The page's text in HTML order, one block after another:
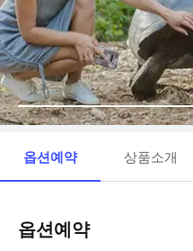
옵션예약 상품소개
옵션예약